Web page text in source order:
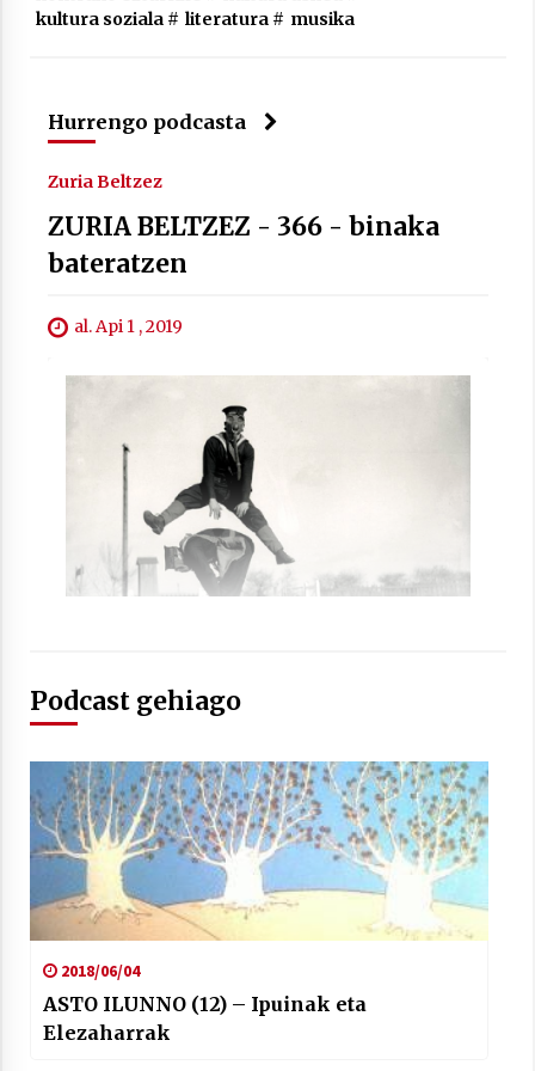
kultura soziala# literatura# musika
Hurrengo podcasta
Zuria Beltzez
ZURIA BELTZEZ - 366 - binaka
bateratzen
al. Api 1 , 2019
Podcast gehiago
2018/06/04
ASTO ILUNNO (12) – Ipuinak eta
Elezaharrak